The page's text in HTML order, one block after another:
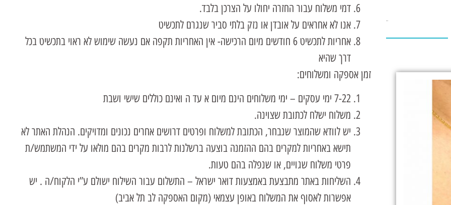
דמי משלוח עבור החזרה יחולו על הצרכן בלבד.
אנו לא אחראים על אובדן או נזק בלתי סביר שנגרם לתכשיט
אחריות לתכשיט 6 חודשים מיום הרכישה- אין האחריות תקפה אם נעשה שימוש לא ראוי בתכשיט בכל
דרך שהיא
זמן אספקה ומשלוחים:
7-22 ימי עסקים – ימי משלוחים הינם מיום א עד ה ואינם כוללים שישי ושבת
משלוח ישלח לכתובת שצוינה.
יש לוודא שהמוצר שנבחר, הכתובת למשלוח ופרטים דרושים אחרים נכונים ומדויקים. הנהלת האתר לא
תישא באחריות למקרים בהם ההזמנה בוצעה ברשלנות לרבות מקרים בהם מולאו על ידי המשתמש/ת
פרטי משלוח שגויים, או שנפלה בהם טעות.
השליחות באתר מתבצעת באמצעות דואר ישראל – התשלום עבור השילוח ישולם ע”י הלקוח/ה . יש
אפשרות לאסוף את המשלוח באופן עצמאי (מקום האספקה לב תל אביב)